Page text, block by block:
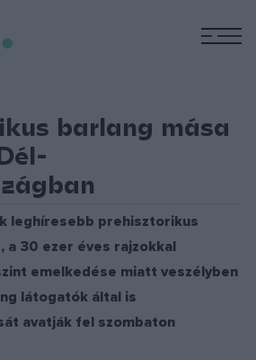
barlang mása
leghíresebb prehisztorikus
a 30 ezer éves rajzokkal
emelkedése miatt veszélyben
látogatók által is
avatják fel szombaton